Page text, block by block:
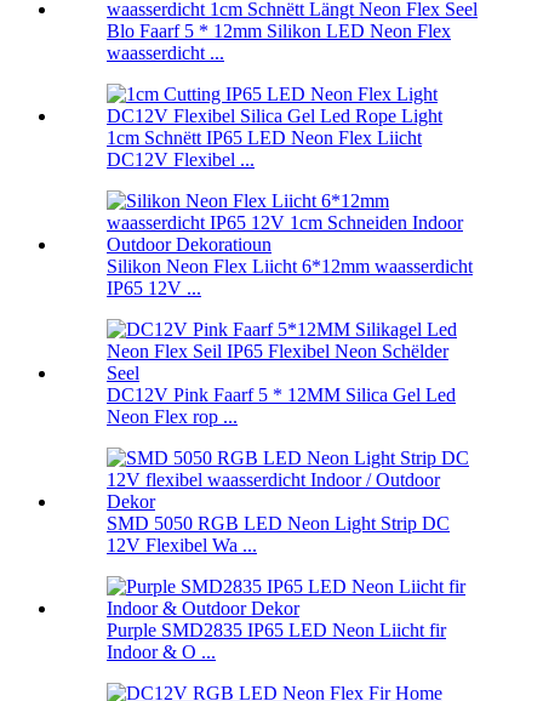
Blo Faarf 5 * 12mm Silikon LED Neon Flex
waasserdicht ...
1cm Schnëtt IP65 LED Neon Flex Liicht
DC12V Flexibel ...
Silikon Neon Flex Liicht 6*12mm waasserdicht
IP65 12V ...
DC12V Pink Faarf 5 * 12MM Silica Gel Led
Neon Flex rop ...
SMD 5050 RGB LED Neon Light Strip DC
12V Flexibel Wa ...
Purple SMD2835 IP65 LED Neon Liicht fir
Indoor & O ...